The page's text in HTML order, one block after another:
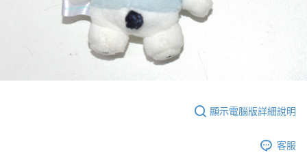
顯示電腦版詳細說明
客服